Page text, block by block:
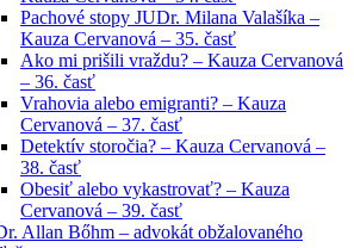
Pachové stopy JUDr. Milana Valašíka –
Kauza Cervanová – 35. časť
Ako mi prišili vraždu? – Kauza Cervanová
– 36. časť
Vrahovia alebo emigranti? – Kauza
Cervanová – 37. časť
Detektív storočia? – Kauza Cervanová –
38. časť
Obesiť alebo vykastrovať? – Kauza
Cervanová – 39. časť
Allan Bőhm – advokát obžalovaného